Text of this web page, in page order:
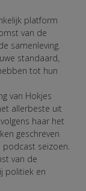
platform
van de
samenleving.
standaard,
tot hun
van Hokjes
allerbeste uit
haar het
geschreven
seizoen.
van de
politiek en